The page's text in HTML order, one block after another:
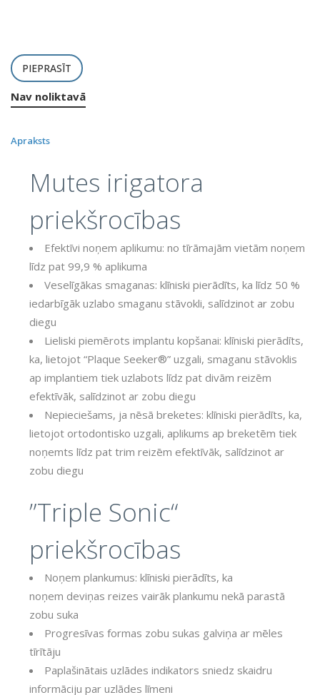
PIEPRASĪT
Nav noliktavā
Apraksts
Mutes irigatora
priekšrocības
Efektīvi noņem aplikumu: no tīrāmajām vietām noņem
līdz pat 99,9 % aplikuma
Veselīgākas smaganas: klīniski pierādīts, ka līdz 50 %
iedarbīgāk uzlabo smaganu stāvokli, salīdzinot ar zobu
diegu
Lieliski piemērots implantu kopšanai: klīniski pierādīts,
ka, lietojot “Plaque Seeker®” uzgali, smaganu stāvoklis
ap implantiem tiek uzlabots līdz pat divām reizēm
efektīvāk, salīdzinot ar zobu diegu
Nepieciešams, ja nēsā breketes: klīniski pierādīts, ka,
lietojot ortodontisko uzgali, aplikums ap breketēm tiek
noņemts līdz pat trim reizēm efektīvāk, salīdzinot ar
zobu diegu
”Triple Sonic“
priekšrocības
Noņem plankumus: klīniski pierādīts, ka
noņem deviņas reizes vairāk plankumu nekā parastā
zobu suka
Progresīvas formas zobu sukas galviņa ar mēles
tīrītāju
Paplašinātais uzlādes indikators sniedz skaidru
informāciju par uzlādes līmeni